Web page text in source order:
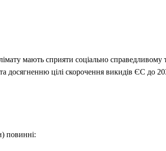
мають сприяти соціально справедливому
досягненню цілі скорочення викидів ЄС до
повинні: